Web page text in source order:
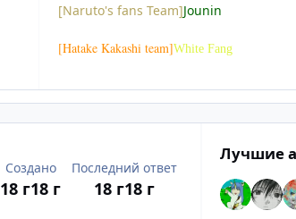
[Naruto's fans Team]Jounin
[Hatake Kakashi team]White Fang
Создано
18 г18 г
Последний ответ
18 г18 г
Лучшие